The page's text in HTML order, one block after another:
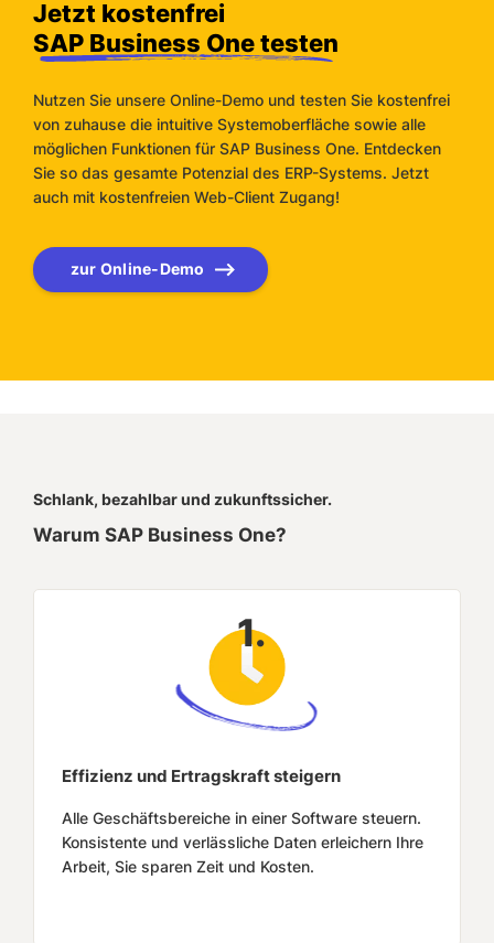
Jetzt kostenfrei
SAP Business One testen
Nutzen Sie unsere Online-Demo und testen Sie kostenfrei
von zuhause die intuitive Systemoberfläche sowie alle
möglichen Funktionen für SAP Business One. Entdecken
Sie so das gesamte Potenzial des ERP-Systems. Jetzt
auch mit kostenfreien Web-Client Zugang!
zur Online-Demo
Schlank, bezahlbar und zukunftssicher.
Warum SAP Business One?
1.
Effizienz und Ertragskraft steigern
Alle Geschäftsbereiche in einer Software steuern.
Konsistente und verlässliche Daten erleichern Ihre
Arbeit, Sie sparen Zeit und Kosten.